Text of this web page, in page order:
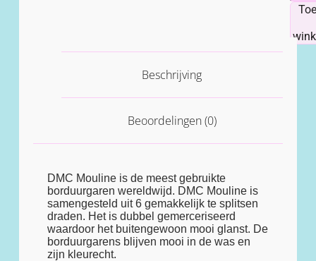
Beschrijving
Beoordelingen (0)
DMC Mouline is de meest gebruikte
borduurgaren wereldwijd. DMC Mouline is
samengesteld uit 6 gemakkelijk te splitsen
draden. Het is dubbel gemerceriseerd
waardoor het buitengewoon mooi glanst. De
borduurgarens blijven mooi in de was en
zijn kleurecht.